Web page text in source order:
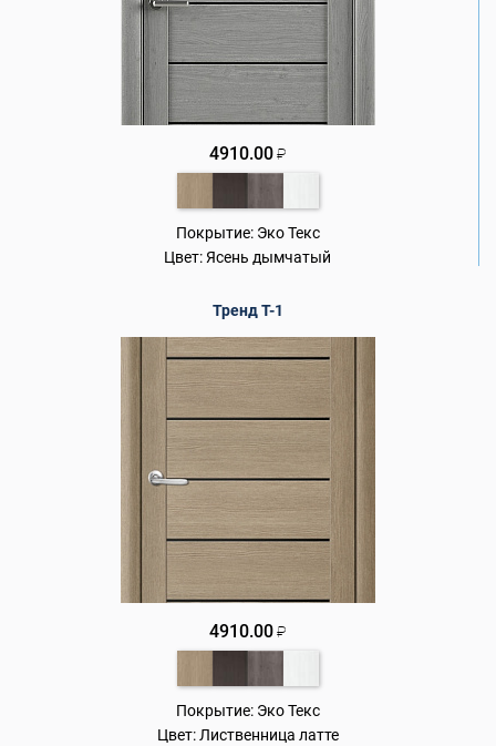
4910.00 ₽
Покрытие: Эко Текс
Цвет: Ясень дымчатый
Тренд Т-1
4910.00 ₽
Покрытие: Эко Текс
Цвет: Лиственница латте